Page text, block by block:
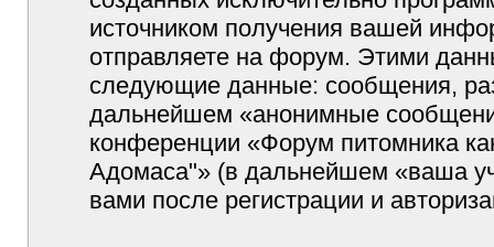
источником получения вашей
отправляете на форум. Этими
следующие данные: сообщения,
дальнейшем «анонимные
конференции «Форум питомника
Адомаса"» (в дальнейшем «ваша
вами после регистрации и